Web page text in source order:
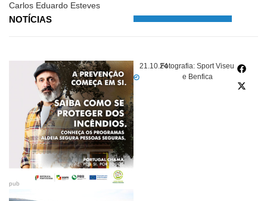
Carlos Eduardo Esteves
NOTÍCIAS
21.10.24Fotografia: Sport Viseu
e Benfica
pub